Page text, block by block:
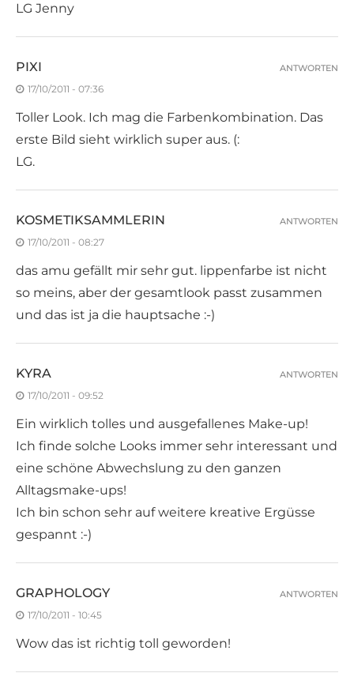
LG Jenny
PIXI
17/10/2011 - 07:36
Toller Look. Ich mag die Farbenkombination. Das
erste Bild sieht wirklich super aus. (:
LG.
ANTWORTEN
KOSMETIKSAMMLERIN
17/10/2011 - 08:27
das amu gefällt mir sehr gut. lippenfarbe ist nicht
so meins, aber der gesamtlook passt zusammen
und das ist ja die hauptsache :-)
ANTWORTEN
KYRA
17/10/2011 - 09:52
Ein wirklich tolles und ausgefallenes Make-up!
Ich finde solche Looks immer sehr interessant und
eine schöne Abwechslung zu den ganzen
Alltagsmake-ups!
Ich bin schon sehr auf weitere kreative Ergüsse
gespannt :-)
ANTWORTEN
GRAPHOLOGY
17/10/2011 - 10:45
Wow das ist richtig toll geworden!
ANTWORTEN